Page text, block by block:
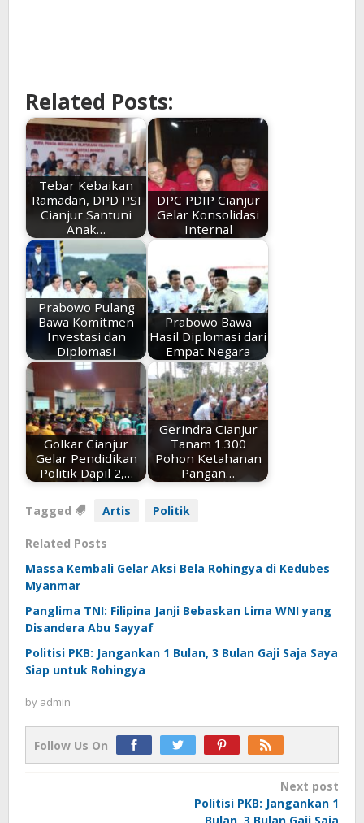
Related Posts:
Tebar Kebaikan
Ramadan, DPD PSI
Cianjur Santuni
Anak…
DPC PDIP Cianjur
Gelar Konsolidasi
Internal
Prabowo Pulang
Bawa Komitmen
Investasi dan
Diplomasi
Prabowo Bawa
Hasil Diplomasi dari
Empat Negara
Golkar Cianjur
Gelar Pendidikan
Politik Dapil 2,…
Gerindra Cianjur
Tanam 1.300
Pohon Ketahanan
Pangan…
Tagged Artis Politik
Related Posts
Massa Kembali Gelar Aksi Bela Rohingya di Kedubes
Myanmar
Panglima TNI: Filipina Janji Bebaskan Lima WNI yang
Disandera Abu Sayyaf
Politisi PKB: Jangankan 1 Bulan, 3 Bulan Gaji Saja Saya
Siap untuk Rohingya
by admin
Follow Us On
Next post
Politisi PKB: Jangankan 1
Bulan, 3 Bulan Gaji Saja